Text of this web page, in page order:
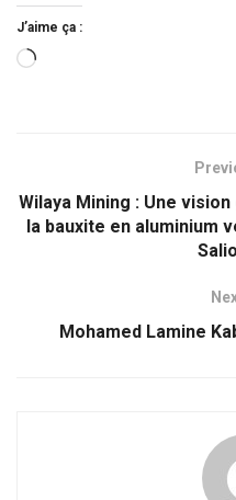
J’aime ça :
Chargement…
Wilaya Mining : Une
la bauxite en aluminium
Mohamed Lamine